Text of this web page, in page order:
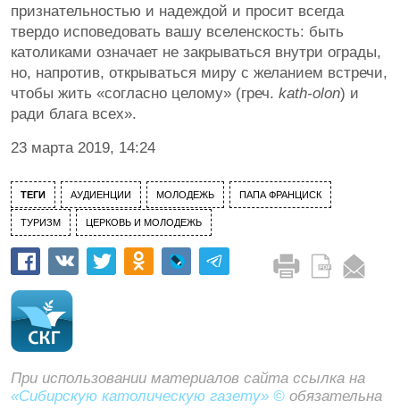
признательностью и надеждой и просит всегда
твердо исповедовать вашу вселенскость: быть
католиками означает не закрываться внутри ограды,
но, напротив, открываться миру с желанием встречи,
чтобы жить «согласно целому» (греч. kath-olon) и
ради блага всех».
23 марта 2019, 14:24
ТЕГИ АУДИЕНЦИИ МОЛОДЕЖЬ ПАПА ФРАНЦИСК
ТУРИЗМ ЦЕРКОВЬ И МОЛОДЕЖЬ
При использовании материалов сайта ссылка на
«Сибирскую католическую газету» © обязательна